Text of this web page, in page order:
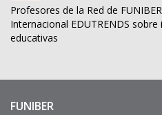
Profesores de la Red de
Internacional EDUTRENDS
educativas
Enlaces
FUNIBER